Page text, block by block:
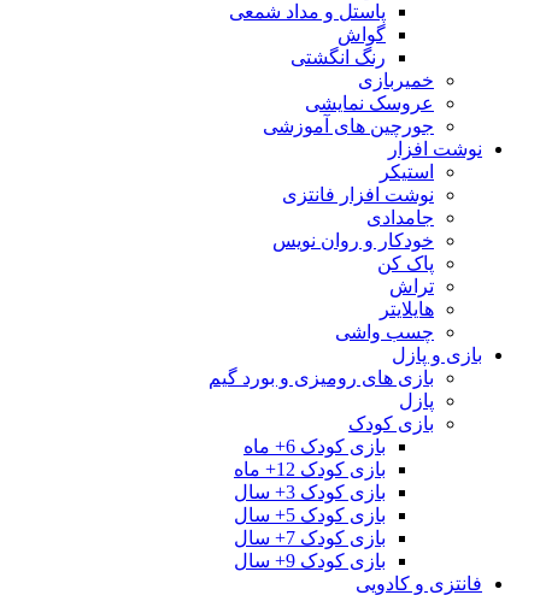
پاستل و مداد شمعی
گواش
رنگ انگشتی
خمیربازی
عروسک نمایشی
جورچین های آموزشی
نوشت افزار
استیکر
نوشت افزار فانتزی
جامدادی
خودکار و روان نویس
پاک کن
تراش
هایلایتر
چسب واشی
بازی و پازل
بازی های رومیزی و بورد گیم
پازل
بازی کودک
بازی کودک 6+ ماه
بازی کودک 12+ ماه
بازی کودک 3+ سال
بازی کودک 5+ سال
بازی کودک 7+ سال
بازی کودک 9+ سال
فانتزی و کادویی